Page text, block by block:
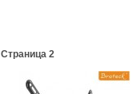
Страница 2